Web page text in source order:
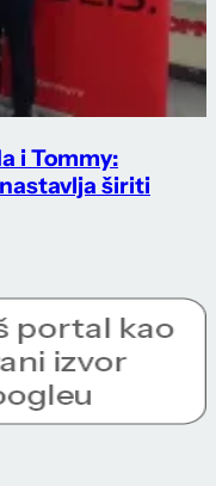
i Tommy:
širiti